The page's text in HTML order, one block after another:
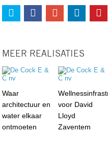
MEER REALISATIES
Waar
architectuur en
water elkaar
ontmoeten
voor David
Lloyd
Zaventem